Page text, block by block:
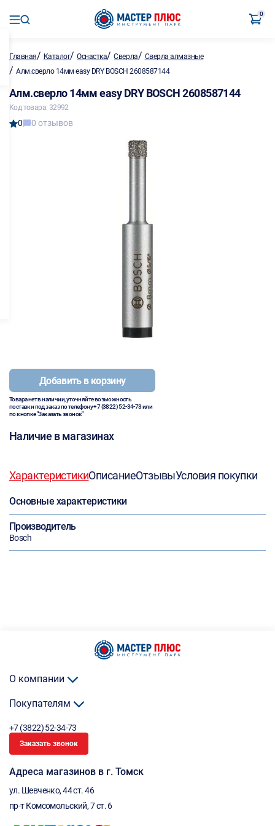
0
Главная/ Каталог/Оснастка/Сверла/ Сверла алмазные
/ Алм.сверло 14мм easy DRY BOSCH 2608587144
Алм.сверло 14мм easy DRY BOSCH 2608587144
Код товара: 32992
0 0 отзывов
Добавить в корзину
Товара нет в наличии, уточняйте возможность
поставки под заказ по телефону+7 (3822) 52-34-73или
по кнопке "Заказать звонок"
Наличие в магазинах
ХарактеристикиОписаниеОтзывыУсловия покупки
Основные характеристики
Производитель
Bosch
О компании
Покупателям
+7 (3822) 52-34-73
Заказать звонок
Адреса магазинов в г. Томск
ул. Шевченко, 44 ст. 46
пр-т Комсомольский, 7 ст. 6